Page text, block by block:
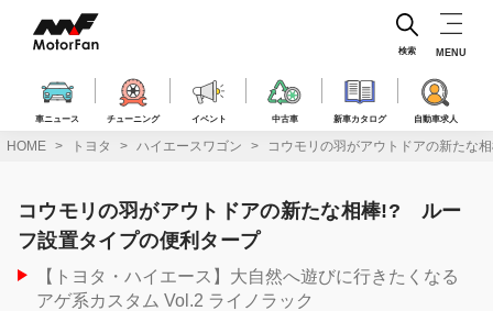
ス
車ニュース チューニング イベント 中古車 新車カタログ 自動車求人
検索 MENU
HOME トヨタ ハイエースワゴン コウモリの羽がアウトドアの新たな
コウモリの羽がアウトドアの新たな相棒!? ルー
フ設置タイプの便利タープ
【トヨタ・ハイエース】大自然へ遊びに行きたくなる
アゲ系カスタム Vol.2 ライノラック